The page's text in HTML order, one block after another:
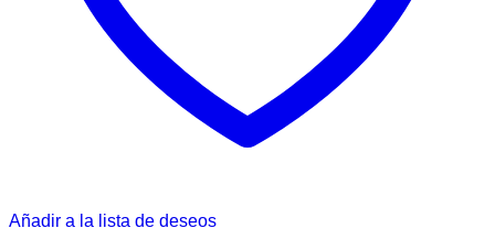
Añadir a la lista de deseos